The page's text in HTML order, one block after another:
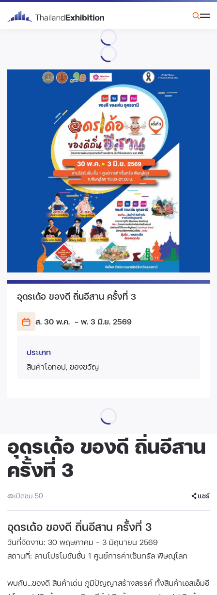
อุดรเด้อ ของดี ถิ่นอีสาน ครั้งที่ 3
ส. 30 พ.ค. - พ. 3 มิ.ย. 2569
ประเภท
สินค้าโอทอป, ของขวัญ
อุดรเด้อ ของดี ถิ่นอีสาน
ครั้งที่ 3
เปิดชม 50 แชร์
อุดรเด้อ ของดี ถิ่นอีสาน ครั้งที่ 3
วันที่จัดงาน: 30 พฤษภาคม - 3 มิถุนายน 2569
สถานที่: ลานโปรโมชั่นชั้น 1 ศูนย์การค้าเซ็นทรัล พิษณุโลก
พบกับ...ของดี สินค้าเด่น ภูมิปัญญาสร้างสรรค์ ทั้งสินค้าเอสเอ็มอี